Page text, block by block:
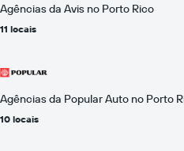
Agências da Avis no Porto Rico
11 locais
Agências da Popular Auto no Porto
10 locais